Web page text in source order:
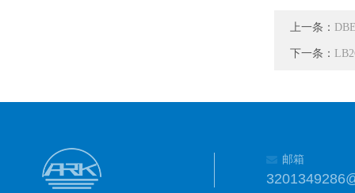
上一条：
下一条：
邮箱